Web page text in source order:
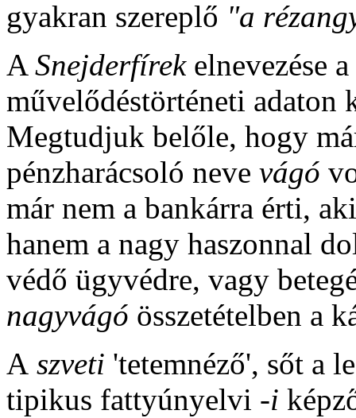
gyakran szereplő "a
A Snejderfírek elnevezése
művelődéstörténeti adaton
Megtudjuk belőle, hogy
pénzharácsoló neve vágó
már nem a bankárra érti,
hanem a nagy haszonnal
védő ügyvédre, vagy
nagyvágó összetételben a
A szveti 'tetemnéző', sőt a
tipikus fattyúnyelvi -i